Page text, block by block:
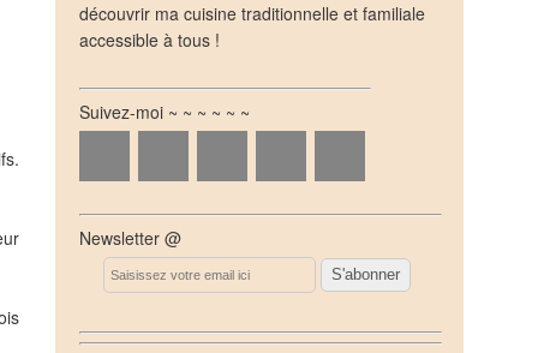
découvrir ma cuisine traditionnelle et familiale
accessible à tous !
Suivez-moi ~ ~ ~ ~ ~ ~
Newsletter @
Email